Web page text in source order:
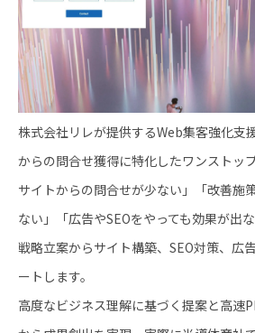
株式会社リレが提供するWeb集客強化支
からの問合せ獲得に特化したワンストッ
サイトからの問合せが少ない」「改善施
ない」「広告やSEOをやっても効果が出
戦略立案からサイト構築、SEO対策、広
ートします。
高度なビジネス理解に基づく提案と高速